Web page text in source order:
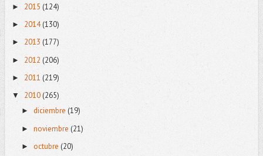
► 2015 (124)
► 2014(130)
► 2013 (177)
► 2012 (206)
► 2011 (219)
▼ 2010 (265)
► diciembre (19)
► noviembre (21)
► octubre (20)